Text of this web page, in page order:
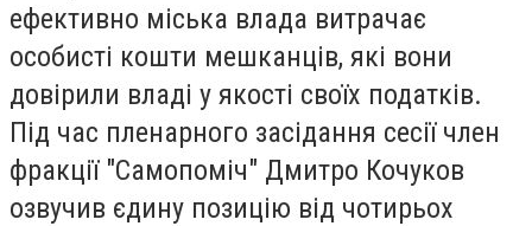
ефективно міська влада витрачає
особисті кошти мешканців, які вони
довірили владі у якості своїх податків.
Під час пленарного засідання сесії член
фракції "Самопоміч" Дмитро Кочуков
озвучив єдину позицію від чотирьох